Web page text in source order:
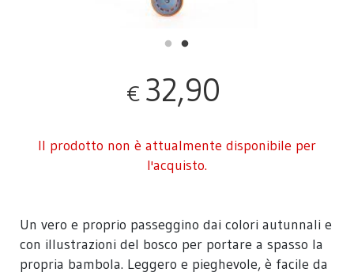
€ 32,90
Il prodotto non è attualmente disponibile per
l'acquisto.
Un vero e proprio passeggino dai colori autunnali e
con illustrazioni del bosco per portare a spasso la
propria bambola. Leggero e pieghevole, è facile da